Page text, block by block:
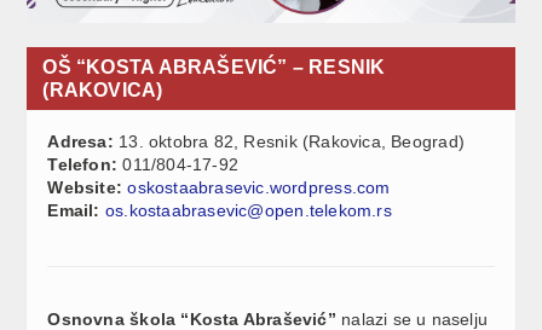
OŠ “KOSTA ABRAŠEVIĆ” – RESNIK
(RAKOVICA)
Adresa: 13. oktobra 82, Resnik (Rakovica, Beograd)
Telefon: 011/804-17-92
Website:oskostaabrasevic.wordpress.com
Email: os.kostaabrasevic@open.telekom.rs
Osnovna škola “Kosta Abrašević” nalazi se u naselju